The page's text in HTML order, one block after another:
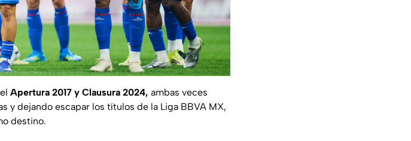
Apertura 2017 y Clausura 2024, ambas veces
y dejando escapar los títulos de la Liga BBVA MX,
destino.